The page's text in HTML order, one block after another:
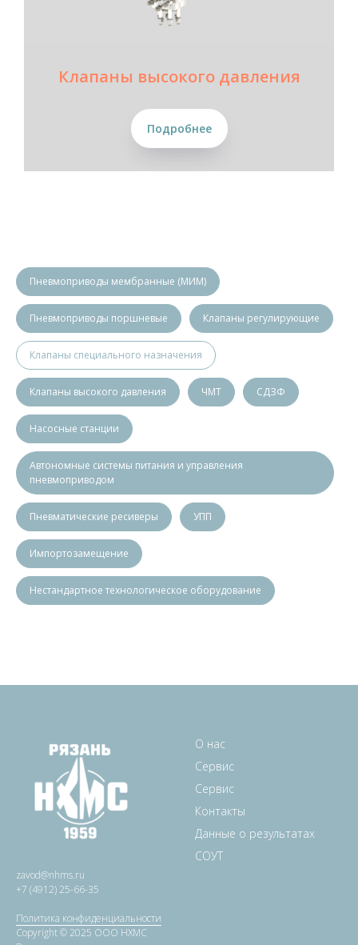
Клапаны высокого давления
Подробнее
Пневмоприводы мембранные (МИМ)
Пневмоприводы поршневые Клапаны регулирующие
Клапаны специального назначения
Клапаны высокого давления ЧМТ СДЗФ
Насосные станции
Автономные системы питания и управления
пневмоприводом
Пневматические ресиверы УПП
Импортозамещение
Нестандартное технологическое оборудование
zavod@nhms.ru
+7 (4912) 25-66-35
Политика конфиденциальности
Copyright © 2025 ООО НХМС
О нас
Сервис
Сервис
Контакты
Данные о результатах
СОУТ